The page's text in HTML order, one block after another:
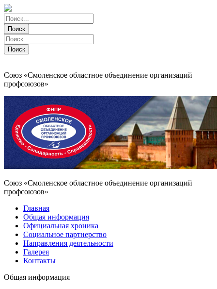
Поиск
Поиск
Поиск
Поиск
Союз «Смоленское областное объединение организаций
профсоюзов»
Союз «Смоленское областное объединение организаций
профсоюзов»
Главная
Общая информация
Официальная хроника
Социальное партнерство
Направления деятельности
Галерея
Контакты
Общая информация